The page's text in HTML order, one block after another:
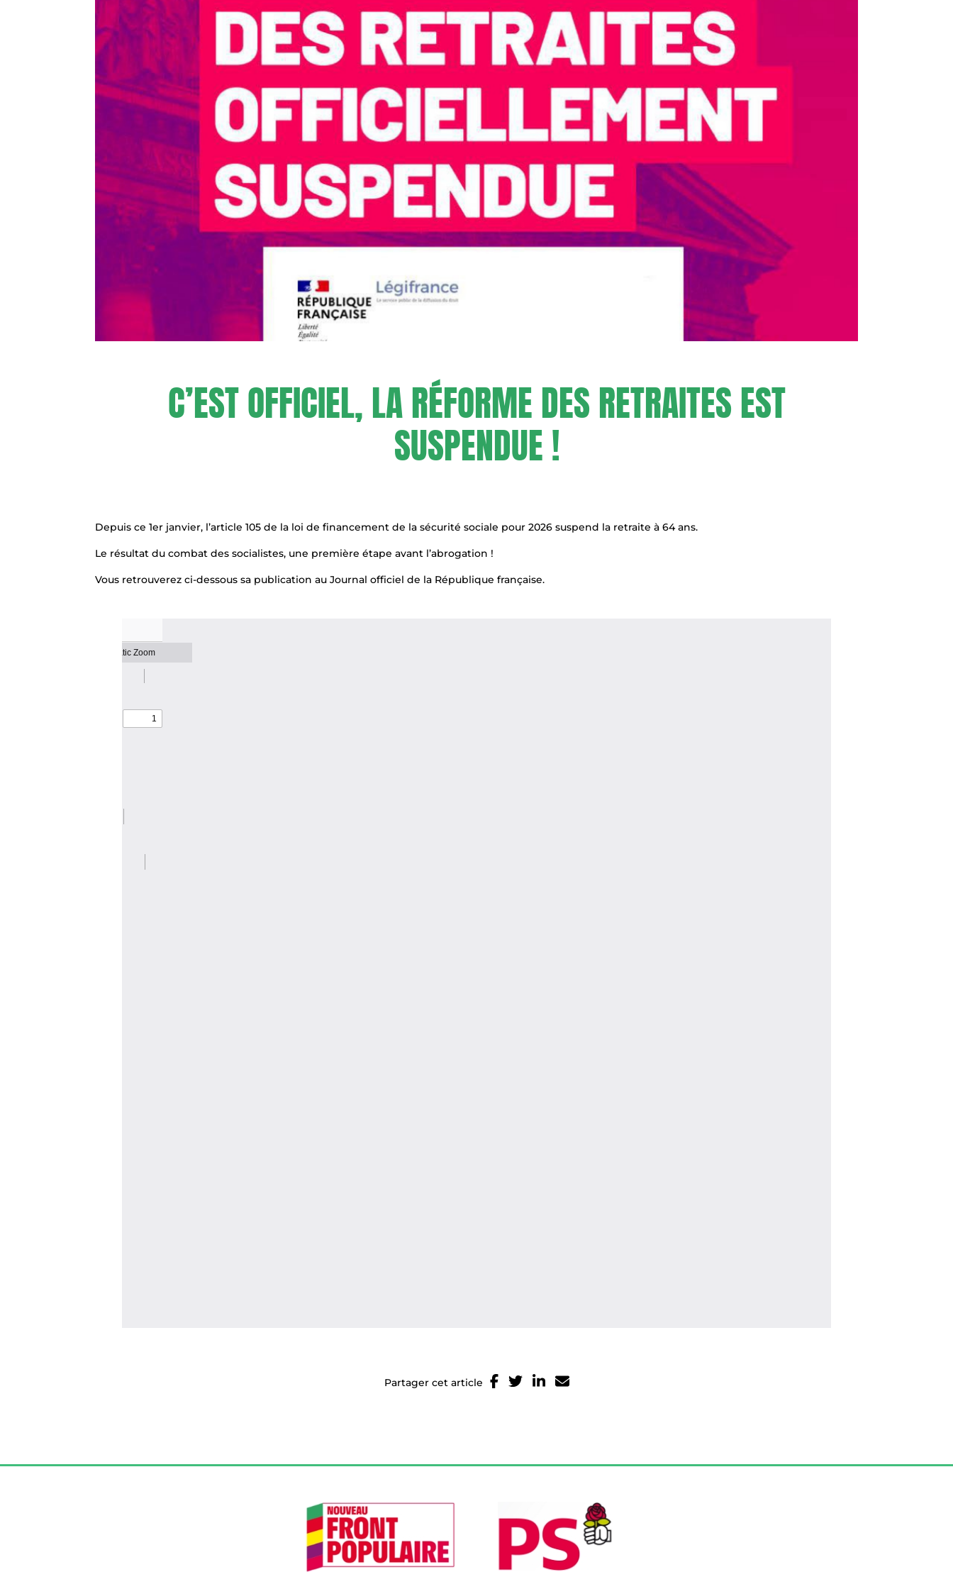
C’EST OFFICIEL, LA RÉFORME DES RETRAITES EST
SUSPENDUE !
Depuis ce 1er janvier, l’article 105 de la loi de financement de la sécurité sociale pour 2026 suspend la retraite à 64 ans.
Le résultat du combat des socialistes, une première étape avant l’abrogation !
Vous retrouverez ci-dessous sa publication auJournal officiel de la République française.
Partager cet article